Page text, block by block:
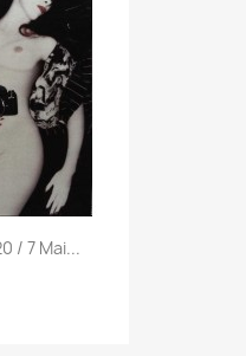
/ 7 Mai...